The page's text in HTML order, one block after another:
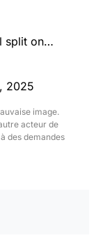
split on…
2025
image.
acteur de
des demandes